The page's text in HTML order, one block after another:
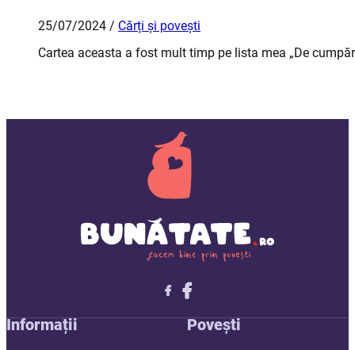
25/07/2024 / Cărți și povești
Cartea aceasta a fost mult timp pe lista mea „De
Follow me on X
Follow me on LinkedIn
Follow me on X
Informații Povești